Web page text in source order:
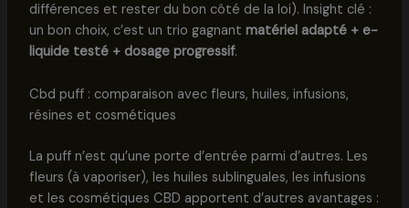
différences et rester du bon côté de la loi). Insight clé :
un bon choix, c’est un trio gagnant matériel adapté + e-
liquide testé + dosage progressif.
Cbd puff : comparaison avec fleurs, huiles, infusions,
résines et cosmétiques
La puff n’est qu’une porte d’entrée parmi d’autres. Les
fleurs (à vaporiser), les huiles sublinguales, les infusions
et les cosmétiques CBD apportent d’autres avantages :